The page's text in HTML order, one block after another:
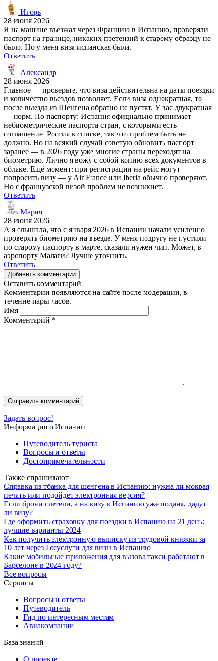
Игорь
28 июня 2026
Я на машине въезжал через Францию в Испанию, проверяли
паспорт на границе, никаких претензий к старому образцу не
было. Но у меня виза испанская была.
Ответить
Александр
28 июня 2026
Главное — проверьте, что виза действительна на даты поездки
и количество въездов позволяет. Если виза однократная, то
после выезда из Шенгена обратно не пустят. У вас двукратная
— норм. По паспорту: Испания официально принимает
небиометрические паспорта стран, с которыми есть
соглашение. Россия в списке, так что проблем быть не
должно. Но на всякий случай советую обновить паспорт
заранее — в 2026 году уже многие страны переходят на
биометрию. Лично я вожу с собой копию всех документов в
облаке. Ещё момент: при регистрации на рейс могут
попросить визу — у Air France или Iberia обычно проверяют.
Но с французской визой проблем не возникнет.
Ответить
Мария
28 июня 2026
А я слышала, что с января 2026 в Испании начали усиленно
проверять биометрию на въезде. У меня подругу не пустили
по старому паспорту в марте, сказали нужен чип. Может, в
аэропорту Малаги? Лучше уточнить.
Ответить
Добавить комментарий
Оставить комментарий
Комментарии появляются на сайте после модерации, в
течение пары часов.
Имя
Комментарий *
Задать вопрос!
Информация о Испании
Путеводитель туриста
Вопросы и ответы
Достопримечательности
Также спрашивают
Справка из тбанка для шенгена в Испанию: нужна ли мокрая
печать или подойдет электронная версия?
Если брони слетели, а на визу в Испанию уже подана, дадут
ли визу?
Где оформить страховку для поездки в Испанию на 21 день:
лучшие варианты 2024
Как получить электронную выписку из трудовой книжки за
10 лет через Госуслуги для визы в Испанию
Какие мобильные приложения для вызова такси работают в
Барселоне в 2024 году?
Все вопросы
Сервисы
Вопросы и ответы
Путеводитель
Гид по интересным местам
Авиакомпании
База знаний
О проекте